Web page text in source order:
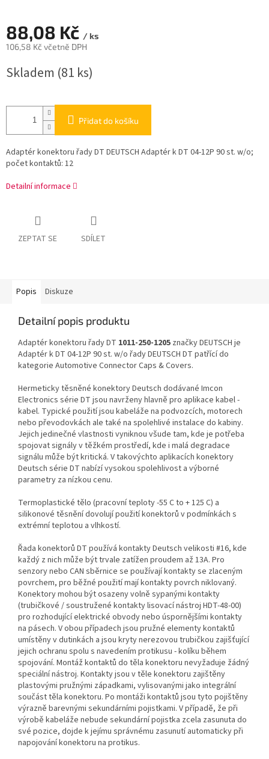
88,08 Kč / ks
106,58 Kč včetně DPH
cena:
Skladem (81 ks)
Přidat do košíku
Adaptér konektoru řady DT DEUTSCH Adaptér k DT 04-12P 90 st. w/o;
počet kontaktů: 12
Detailní informace
ZEPTAT SE SDÍLET
Popis Diskuze
Detailní popis produktu
Adaptér konektoru řady DT 1011-250-1205 značky DEUTSCH je
Adaptér k DT 04-12P 90 st. w/o řady DEUTSCH DT patřící do
kategorie Automotive Connector Caps & Covers.
Hermeticky těsněné konektory Deutsch dodávané Imcon
Electronics série DT jsou navrženy hlavně pro aplikace kabel -
kabel. Typické použití jsou kabeláže na podvozcích, motorech
nebo převodovkách ale také na spolehlivé instalace do kabiny.
Jejich jedinečné vlastnosti vyniknou všude tam, kde je potřeba
spojovat signály v těžkém prostředí, kde i malá degradace
signálu může být kritická. V takovýchto aplikacích konektory
Deutsch série DT nabízí vysokou spolehlivost a výborné
parametry za nízkou cenu.
Termoplastické tělo (pracovní teploty -55 C to + 125 C) a
silikonové těsnění dovolují použití konektorů v podmínkách s
extrémní teplotou a vlhkostí.
Řada konektorů DT používá kontakty Deutsch velikosti #16, kde
každý z nich může být trvale zatížen proudem až 13A. Pro
senzory nebo CAN sběrnice se používají kontakty se zlaceným
povrchem, pro běžné použití mají kontakty povrch niklovaný.
Konektory mohou být osazeny volně sypanými kontakty
(trubičkové / soustružené kontakty lisovací nástroj HDT-48-00)
pro rozhodující elektrické obvody nebo úspornějšími kontakty
na pásech. V obou případech jsou pružné elementy kontaktů
umístěny v dutinkách a jsou kryty nerezovou trubičkou zajišťující
jejich ochranu spolu s navedením protikusu - kolíku během
spojování. Montáž kontaktů do těla konektoru nevyžaduje žádný
speciální nástroj. Kontakty jsou v těle konektoru zajištěny
plastovými pružnými západkami, vylisovanými jako integrální
součást těla konektoru. Po montáži kontaktů jsou tyto pojištěny
výrazně barevnými sekundárními pojistkami. V případě, že při
výrobě kabeláže nebude sekundární pojistka zcela zasunuta do
své pozice, dojde k jejímu správnému zasunutí automaticky při
napojování konektoru na protikus.